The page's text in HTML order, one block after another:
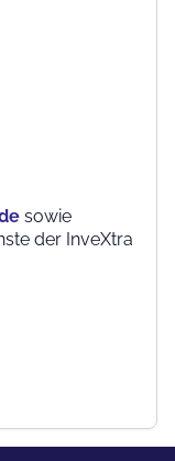
sowie
der InveXtra